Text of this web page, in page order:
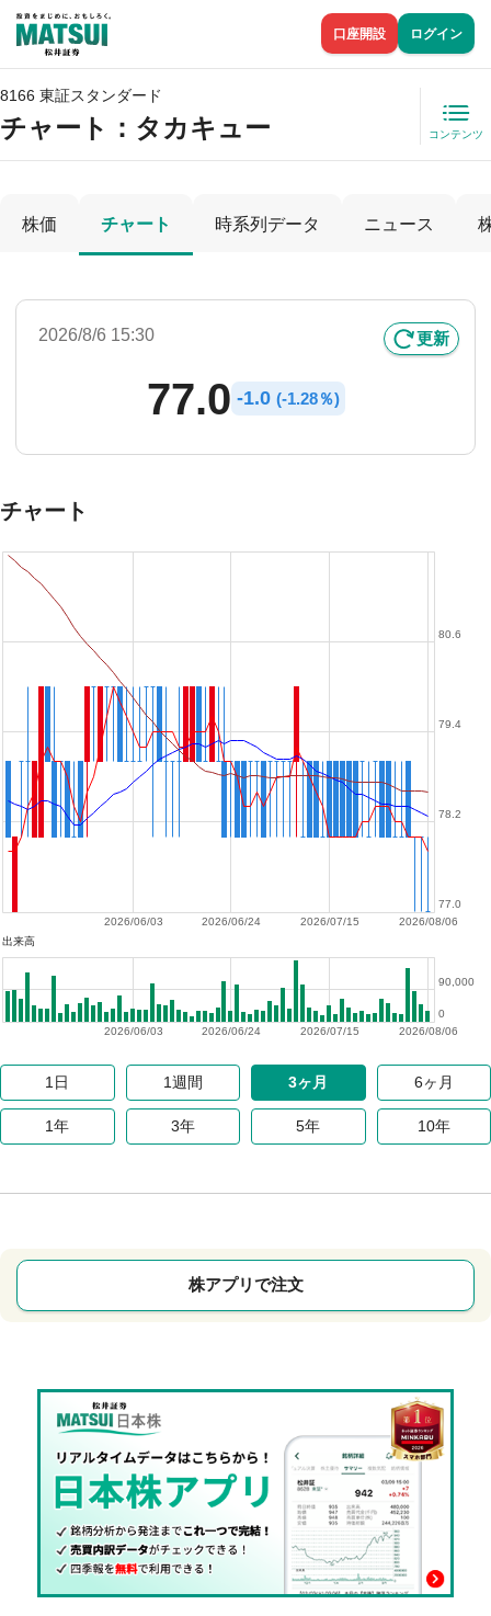
口座開設 ログイン
8166 東証スタンダード
チャート： タカキュー コンテンツ
株価 チャート 時系列データ ニュース
2026/8/6 15:30 更新
77.0 -1.0 (-1.28％)
チャート
2026/08/06
2026/07/15
2026/06/24
2026/06/03
77.0
78.2
79.4
80.6
出来高
2026/08/06
2026/07/15
2026/06/24
2026/06/03
0
90,000
1日 1週間 3ヶ月 6ヶ月
1年 3年 5年 10年
株アプリで注文